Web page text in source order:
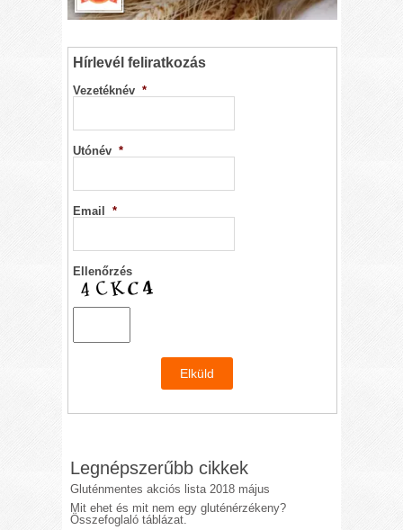
Hírlevél feliratkozás
Vezetéknév *
Utónév *
Email *
Ellenőrzés
Legnépszerűbb cikkek
Gluténmentes akciós lista 2018 május
Mit ehet és mit nem egy gluténérzékeny?
Összefoglaló táblázat.